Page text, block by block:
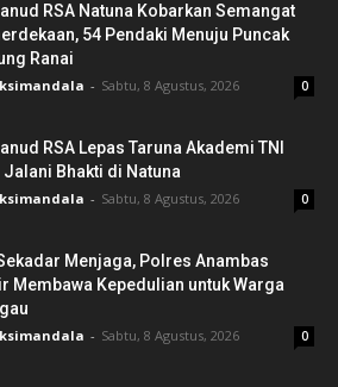
RSA Natuna Kobarkan Semangat
54 Pendaki Menuju Puncak
Ranai
- Sabtu, 8 Agustus, 2026 0
RSA Lepas Taruna Akademi TNI
Jalani Bhakti di Natuna
- Sabtu, 8 Agustus, 2026 0
Menjaga, Polres Anambas
Membawa Kepedulian untuk Warga
- Sabtu, 8 Agustus, 2026 0